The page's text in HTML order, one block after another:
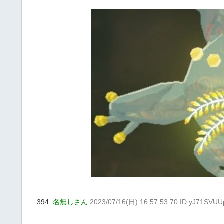
394: 名無しさん 2023/07/16(日) 16:57:53.70